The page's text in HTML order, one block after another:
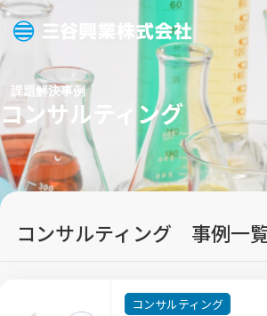
谷
業
株
式
会
課題解決事例
コンサルティング
コンサルティング 事例一
コンサルティング